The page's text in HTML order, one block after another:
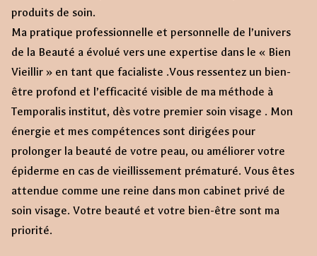
produits de soin.
Ma pratique professionnelle et personnelle de l’univers
de la Beauté a évolué vers une expertise dans le « Bien
Vieillir » en tant que facialiste .Vous ressentez un bien-
être profond et l’efficacité visible de ma méthode à
Temporalis institut, dès votre premier soin visage . Mon
énergie et mes compétences sont dirigées pour
prolonger la beauté de votre peau, ou améliorer votre
épiderme en cas de vieillissement prématuré. Vous êtes
attendue comme une reine dans mon cabinet privé de
soin visage. Votre beauté et votre bien-être sont ma
priorité.